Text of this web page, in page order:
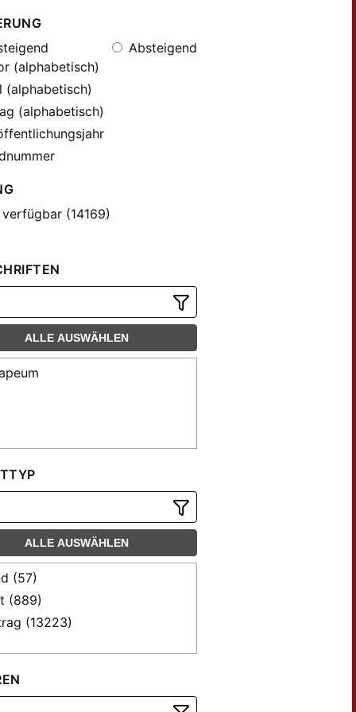
Absteigend
(alphabetisch)
(alphabetisch)
(14169)
ALLE AUSWÄHLEN
ALLE AUSWÄHLEN
(57)
(889)
(13223)